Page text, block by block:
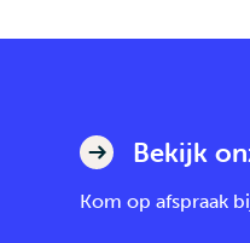
Bekijk
Kom op afspraak